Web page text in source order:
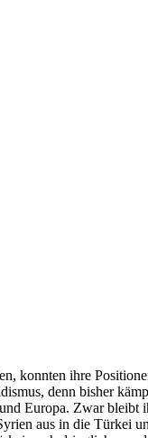
konnten ihre
denn bisher
Europa. Zwar bleibt
aus in die Türkei